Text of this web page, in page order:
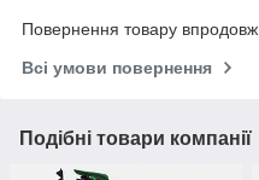
Повернення товару
Всі умови повернення
Подібні товари компанії